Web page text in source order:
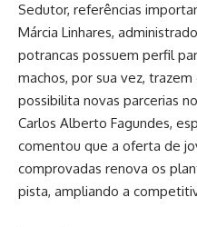
Sedutor, referências
Márcia Linhares,
potrancas possuem perfil
machos, por sua vez,
possibilita novas parcerias
Carlos Alberto Fagundes,
comentou que a oferta de
comprovadas renova os
pista, ampliando a